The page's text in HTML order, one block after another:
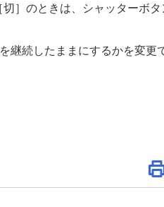
切］のときは、シャッターボ
継続したままにするかを変更